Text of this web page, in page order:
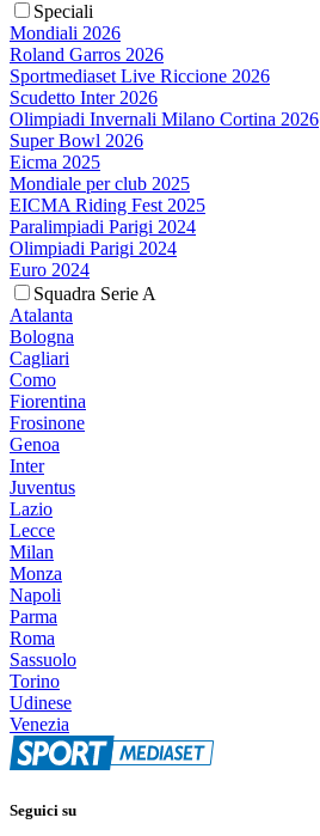
Speciali
Mondiali 2026
Roland Garros 2026
Sportmediaset Live Riccione 2026
Scudetto Inter 2026
Olimpiadi Invernali Milano Cortina 2026
Super Bowl 2026
Eicma 2025
Mondiale per club 2025
EICMA Riding Fest 2025
Paralimpiadi Parigi 2024
Olimpiadi Parigi 2024
Euro 2024
Squadra Serie A
Atalanta
Bologna
Cagliari
Como
Fiorentina
Frosinone
Genoa
Inter
Juventus
Lazio
Lecce
Milan
Monza
Napoli
Parma
Roma
Sassuolo
Torino
Udinese
Venezia
Seguici su